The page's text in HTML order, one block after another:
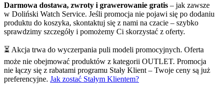
Darmowa dostawa, zwroty i grawerowanie gratis – jak zawsze
w Doliński Watch Service. Jeśli promocja nie pojawi się po dodaniu
produktu do koszyka, skontaktuj się z nami na czacie – szybko
sprawdzimy szczegóły i pomożemy Ci skorzystać z oferty.
⏳ Akcja trwa do wyczerpania puli modeli promocyjnych. Oferta
może nie obejmować produktów z kategorii OUTLET. Promocja
nie łączy się z rabatami programu Stały Klient – Twoje ceny są już
preferencyjne. Jak zostać Stałym Klientem?